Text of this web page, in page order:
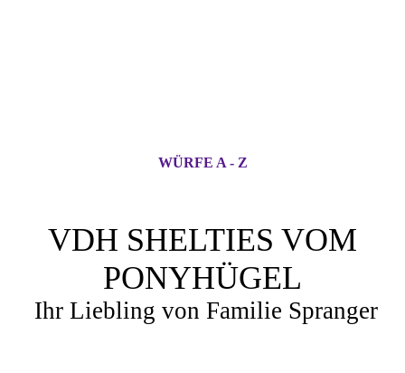
WÜRFE A - Z
VDH SHELTIES VOM
PONYHÜGEL
Ihr Liebling von Familie Spranger